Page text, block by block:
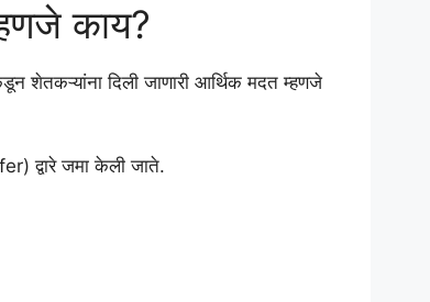
काय?
शेतकऱ्यांना दिली जाणारी आर्थिक मदत म्हणजे
द्वारे जमा केली जाते.